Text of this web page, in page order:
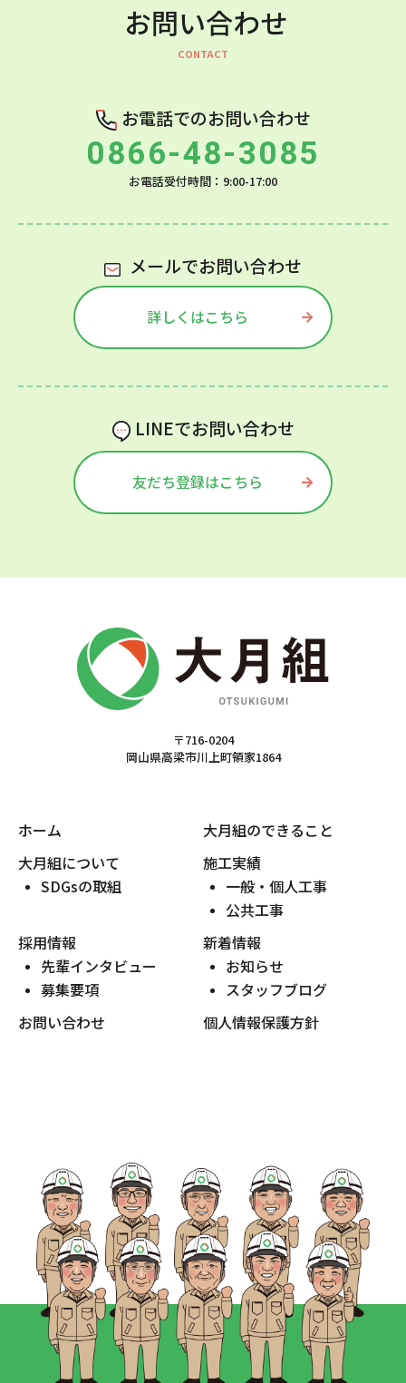
お問い合わせ
お電話でのお問い合わせ
0866-48-3085
お電話受付時間：9:00-17:00
メールでお問い合わせ
詳しくはこちら
LINEでお問い合わせ
友だち登録はこちら
〒716-0204
岡山県高梁市川上町領家1864
ホーム
大月組のできること
大月組について
SDGsの取組
施工実績
一般・個人工事
公共工事
採用情報
先輩インタビュー
募集要項
新着情報
お知らせ
スタッフブログ
お問い合わせ
個人情報保護方針